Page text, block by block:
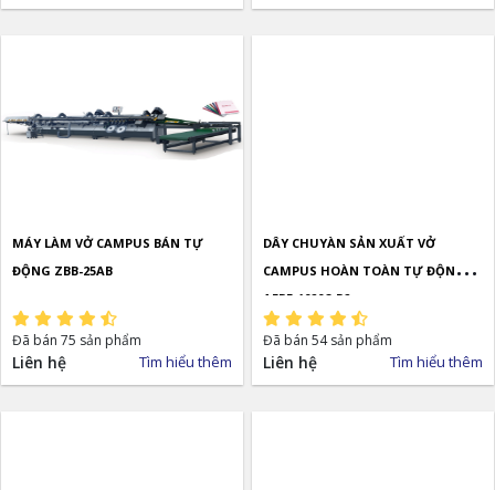
MÁY LÀM VỞ CAMPUS BÁN TỰ
ĐỘNG ZBB-25AB
Đã bán 75 sản phẩm
Liên hệ Tìm hiểu thêm
DÂY CHUYÀN SẢN XUẤT VỞ
CAMPUS HOÀN TOÀN TỰ ĐỘNG
AFPF-1020C-P2
Đã bán 54 sản phẩm
Liên hệ Tìm hiểu thêm